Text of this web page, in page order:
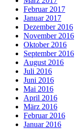
Februar 2017
Januar 2017
Dezember 2016
November 2016
Oktober 2016
September 2016
August 2016
Juli 2016
Juni 2016
Mai 2016
April 2016
März 2016
Februar 2016
Januar 2016